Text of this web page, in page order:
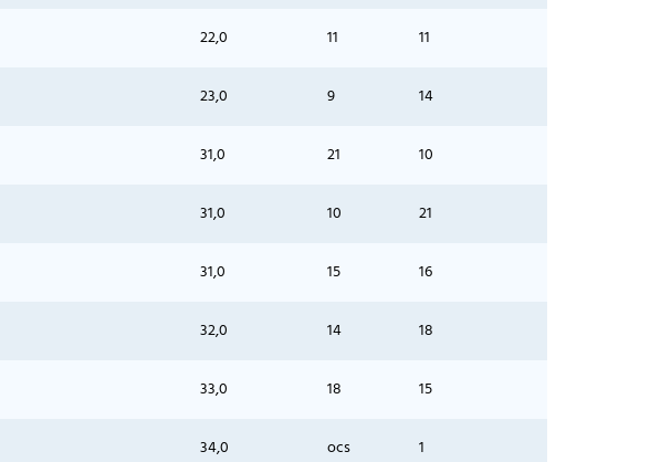
22,0 11 11
23,0 9 14
31,0 21 10
31,0 10 21
31,0 15 16
32,0 14 18
33,0 18 15
34,0 ocs 1